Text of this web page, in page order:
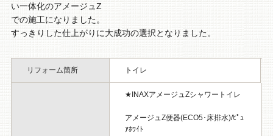
い一体化のアメージュZ
での施工になりました。
すっきりした仕上がりに大成功の選択となりました。
リフォーム箇所 トイレ
★INAXアメージュZシャワートイレ
アメージュZ便器(ECO5･床排水)/ﾋﾟｭ
ｱﾎﾜｲﾄ